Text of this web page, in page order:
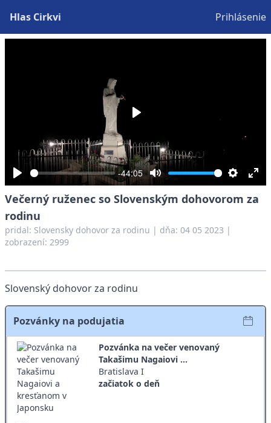
Hlas Cirkvi Prihlásenie
Play
-44:05
Mute Settings
Večerný ruženec so Slovenským dohovorom za
rodinu
pridal: Slovensky dohovor za rodinu | dňa: 04 05 2023 |
zobrazení: 2999
Slovenský dohovor za rodinu
Pozvánky na podujatia
Pozvánka na večer venovaný
Takašimu Nagaiovi ...
Bratislava I
začiatok o deň